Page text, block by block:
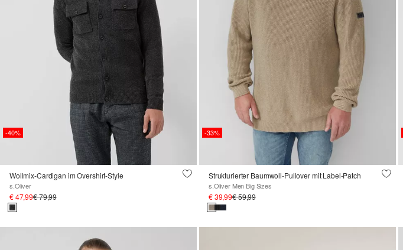
-40%
Wollmix-Cardigan im Overshirt-Style
s.Oliver
€ 47,99€ 79,99
-33%
Strukturierter Baumwoll-Pullover mit Label-Patch
s.Oliver Men Big Sizes
€ 39,99€ 59,99